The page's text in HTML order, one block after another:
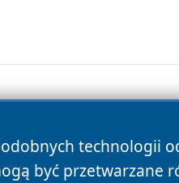
technologii
być przetwarzane